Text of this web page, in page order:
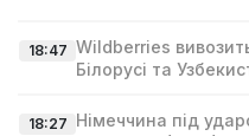
18:47 Wildberries
Білорусі та
18:27 Німеччина під